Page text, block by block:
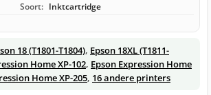
Soort: Inktcartridge
18 (T1801-T1804), Epson 18XL (T1811-
Home XP-102, Epson Expression Home
Home XP-205, 16 andere printers